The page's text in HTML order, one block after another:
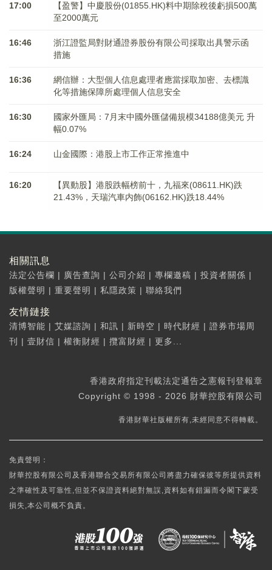
17:00
【盈警】中慶股份(01855.HK)料中期除稅後虧損500萬
至2000萬元
16:46
浙江證監局對財通證券股份有限公司採取出具警示函
措施
16:36
網信辦：大型個人信息處理者應當採取加密、去標識
化等措施保障所處理個人信息安全
16:30
國家外匯局：7月末中國外匯儲備規模34188億美元 升
幅0.07%
16:24 山金國際：港股上市工作正常推進中
16:20
【異動股】港股跌幅榜前十，九福來(08611.HK)跌
21.43%，天瑞汽車内飾(06162.HK)跌18.44%
相關訊息
法定公告欄 | 廣告查詢 | 公司介紹 | 專欄邀稿 | 投資者關係 |
版權聲明 | 重要聲明 | 私隱政策 | 聯絡我們
友情鏈接
清博智能 | 艾媒諮詢 | 和訊 | 新時空 | 時代財經 | 證券市場周
刊
| 壹財信 | 權衡財經 | 攬富財經 | 更多...
香港政府指定刊載法定通告之憲報刊登報章
Copyright © 1998 - 2026 財華控股有限公司
香港財華社版權所有,未經同意不得轉載。
免責聲明：
財華控股有限公司及香港聯合交易所有限公司將盡力確保彼等所提供資料
之準確性及可靠性,但並不保證資料絕對無誤,資料如有錯漏而令閣下蒙受
損失,本公司概不負責。